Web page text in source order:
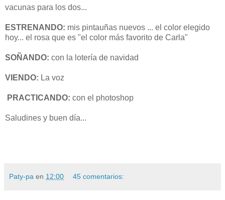
vacunas para los dos...
ESTRENANDO: mis pintauñas nuevos ... el color elegido
hoy... el rosa que es "el color más favorito de Carla"
SOÑANDO: con la lotería de navidad
VIENDO: La voz
PRACTICANDO: con el photoshop
Saludines y buen día...
Paty-pa en 12:00 45 comentarios: